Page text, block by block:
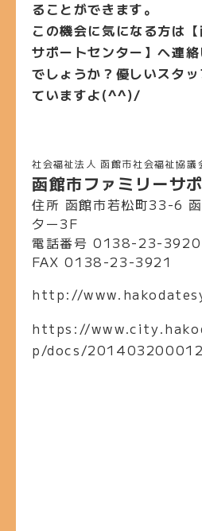
ることができます。
この機会に気になる方は
サポートセンター】へ連
でしょうか？優しいスタ
ていますよ(^^)/
社会福祉法人函館市社会福祉協議
函館市ファミリーサ
住所 函館市若松町33-6
ター3F
電話番号 0138-23-3920
FAX 0138-23-3921
http://
https://
p/docs/